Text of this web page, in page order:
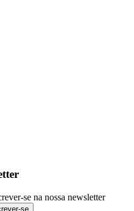
se na nossa newsletter
se